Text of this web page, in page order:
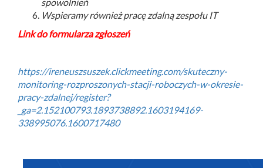
Wspieramy również pracę zdalną zespołu IT
Link do formularza zgłoszeń
https://ireneuszsuszek.clickmeeting.com/skuteczny-
monitoring-rozproszonych-stacji-roboczych-w-okresie-
pracy-zdalnej/register?
_ga=2.152100793.1893738892.1603194169-
338995076.1600717480